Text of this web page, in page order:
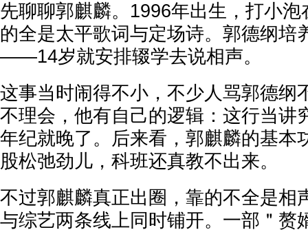
先聊聊郭麒麟。1996年出生，打小
的全是太平歌词与定场诗。郭德纲培
——14岁就安排辍学去说相声。
这事当时闹得不小，不少人骂郭德纲
不理会，他有自己的逻辑：这行当讲
年纪就晚了。后来看，郭麒麟的基本
股松弛劲儿，科班还真教不出来。
不过郭麒麟真正出圈，靠的不全是相
与综艺两条线上同时铺开。一部＂赘